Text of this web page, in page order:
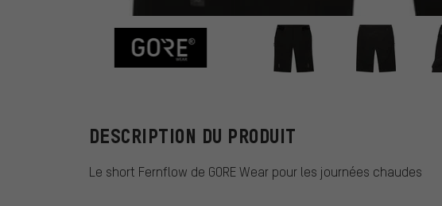
GORE Wear
DESCRIPTION DU PRODUIT
Le short Fernflow de GORE Wear pour les journées chaudes